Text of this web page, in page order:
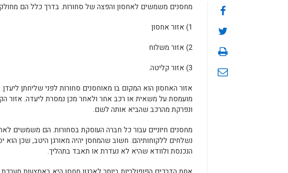
מחסנים משמשים לאחסון והפצה של סחורות. בדרך כלל הם
1) אזור אחסון
2) אזור משלוח
3) אזור קליטה.
אזור האחסון הוא המקום בו מאוחסנים סחורות לפני שליחתן
מועמסת על משאית או רכב אחר ולאחר מכן נמסרת ליעדה. אזור
ונפרקת מהרכב שהביא אותה לשם.
מחסנים חיוניים עבור כל חברה העוסקת בסחורות. הם משמשים
נשלחים ללקוחותיהם. חשוב שהמחסן יהיה מאורגן היטב, שכן הוא
הנכנסת ולוודא שהיא לא נעדרת או תאבד בתהליך.